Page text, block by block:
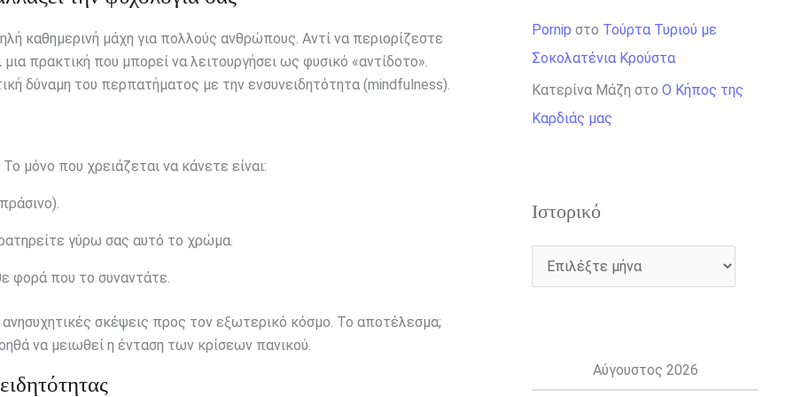
καθημερινή μάχη για πολλούς ανθρώπους. Αντί να περιορίζεστε
πρακτική που μπορεί να λειτουργήσει ως φυσικό «αντίδοτο».
δύναμη του περπατήματος με την ενσυνειδητότητα (mindfulness).
μόνο που χρειάζεται να κάνετε είναι:
γύρω σας αυτό το χρώμα.
φορά που το συναντάτε.
σκέψεις προς τον εξωτερικό κόσμο. Το αποτέλεσμα;
να μειωθεί η ένταση των κρίσεων πανικού.
Pornip στο Τούρτα Τυριού με
Σοκολατένια Κρούστα
Κατερίνα Μάζη στο Ο Κήπος της
Καρδιάς μας
Ιστορικό
Αύγουστος 2026